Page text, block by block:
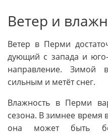
Ветер и
Ветер в Перми
дующий с запада и
направление. Зимой
сильным и метёт снег.
Влажность в Перми
сезона. В зимнее время
она может быть